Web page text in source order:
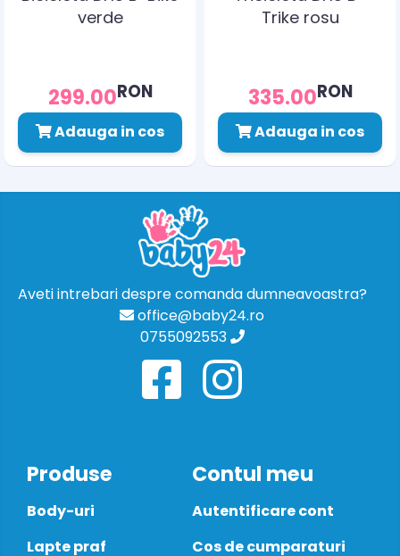
verde
299.00RON
Adauga in cos
Trike rosu
335.00RON
Adauga in cos
Aveti intrebari despre comanda dumneavoastra?
office@baby24.ro
0755092553
Produse
Body-uri
Lapte praf
Contul meu
Autentificare cont
Cos de cumparaturi